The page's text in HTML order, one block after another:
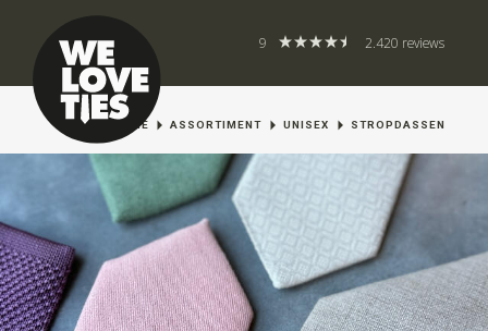
9 2.420 reviews
HOME ASSORTIMENT UNISEX STROPDASSEN